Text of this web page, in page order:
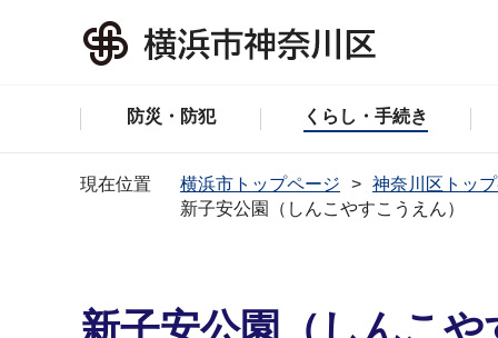
防災・防犯 くらし・手続き
現在位置 横浜市トップページ
神奈川区トッ
新子安公園（しんこやすこうえん）
新子安公園（しんこ